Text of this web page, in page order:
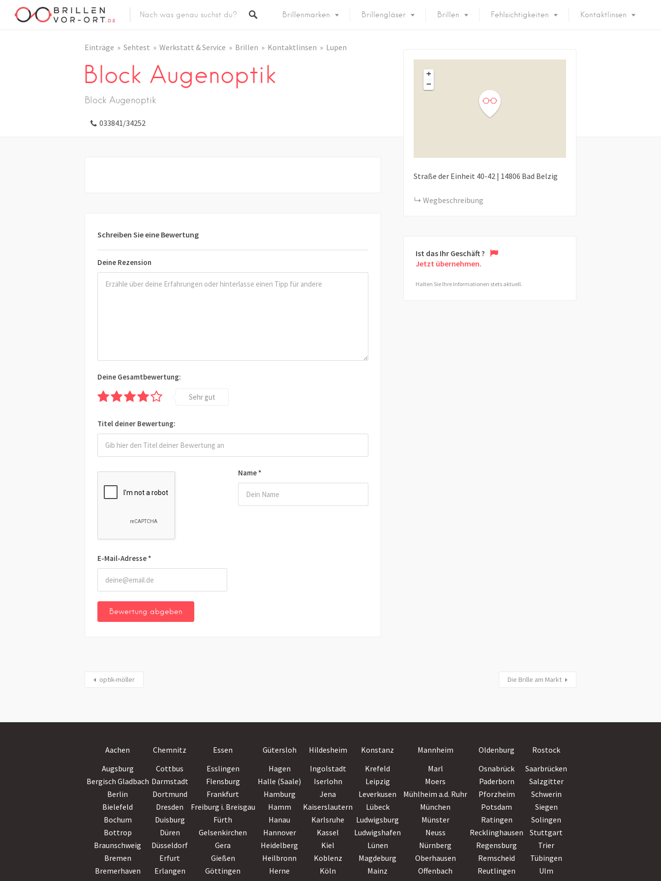
Brillenmarken Brillengläser Brillen Fehlsichtigkeiten Kontaktlinsen
Einträge Sehtest Werkstatt & Service Brillen Kontaktlinsen Lupen
Block Augenoptik
Block Augenoptik
033841/34252
Schreiben Sie eine Bewertung
Deine Rezension
Name *
E-Mail-Adresse *
Deine Gesamtbewertung:
Sehr gut
Titel deiner Bewertung:
+
−
Straße der Einheit 40-42| 14806 Bad Belzig
Wegbeschreibung
Ist das Ihr Geschäft ?
Jetzt übernehmen.
Halten Sie Ihre Informationen stets aktuell.
optik-möller Die Brille am Markt
Aachen Chemnitz Essen Gütersloh Hildesheim Konstanz Mannheim Oldenburg Rostock
Augsburg
Cottbus Esslingen Hagen Ingolstadt Krefeld Marl Osnabrück Saarbrücken
Bergisch Gladbach Darmstadt Flensburg Halle (Saale) Iserlohn Leipzig Moers Paderborn Salzgitter
Berlin
Dortmund Frankfurt Hamburg Jena Leverkusen Mühlheim a.d. Ruhr Pforzheim Schwerin
Bielefeld
Dresden Freiburg i. Breisgau Hamm Kaiserslautern Lübeck München Potsdam Siegen
Bochum
Duisburg Fürth Hanau Karlsruhe Ludwigsburg Münster Ratingen Solingen
Bottrop
Düren Gelsenkirchen Hannover Kassel Ludwigshafen Neuss Recklinghausen Stuttgart
Braunschweig
Düsseldorf Gera Heidelberg Kiel Lünen Nürnberg Regensburg Trier
Bremen
Erfurt Gießen Heilbronn Koblenz Magdeburg Oberhausen Remscheid
Tübingen
Bremerhaven
Erlangen Göttingen Herne Köln Mainz Offenbach Reutlingen Ulm